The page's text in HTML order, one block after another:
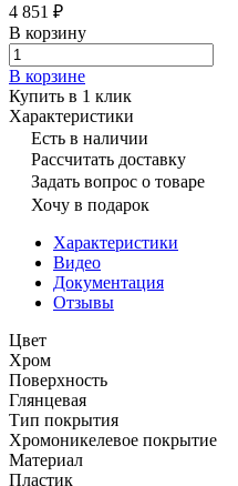
4 851 ₽
В корзину
В корзине
Купить в 1 клик
Характеристики
Есть в наличии
Рассчитать доставку
Задать вопрос о товаре
Хочу в подарок
Характеристики
Видео
Документация
Отзывы
Цвет
Хром
Поверхность
Глянцевая
Тип покрытия
Хромоникелевое покрытие
Материал
Пластик